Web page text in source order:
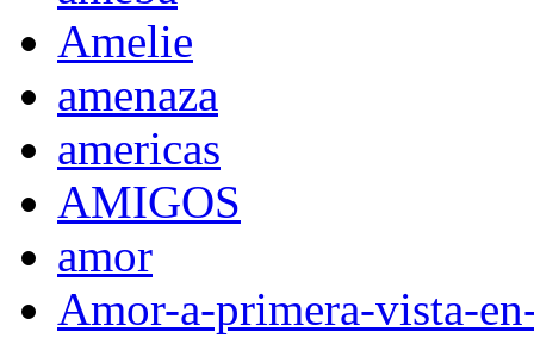
Amelie
amenaza
americas
AMIGOS
amor
Amor-a-primera-vista-